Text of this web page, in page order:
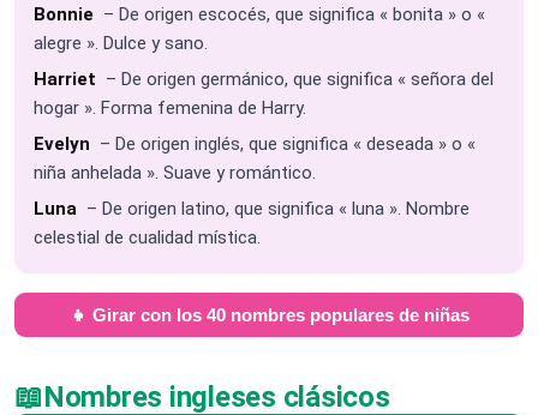
Bonnie – De origen escocés, que significa « bonita » o «
alegre ». Dulce y sano.
Harriet – De origen germánico, que significa « señora del
hogar ». Forma femenina de Harry.
Evelyn – De origen inglés, que significa « deseada » o «
niña anhelada ». Suave y romántico.
Luna – De origen latino, que significa « luna ». Nombre
celestial de cualidad mística.
👧 Girar con los 40 nombres populares de niñas
📖Nombres ingleses clásicos